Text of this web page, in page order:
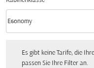
Kabinenklasse option Economy
Economy
keyboard_arrow_down
Es gibt keine Tarife, die
passen Sie Ihre Filter an.